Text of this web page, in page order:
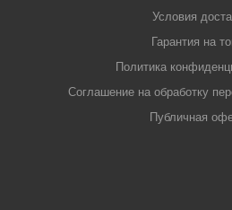
Условия
Гарантия на
Политика
Соглашение на обработку
Публичная